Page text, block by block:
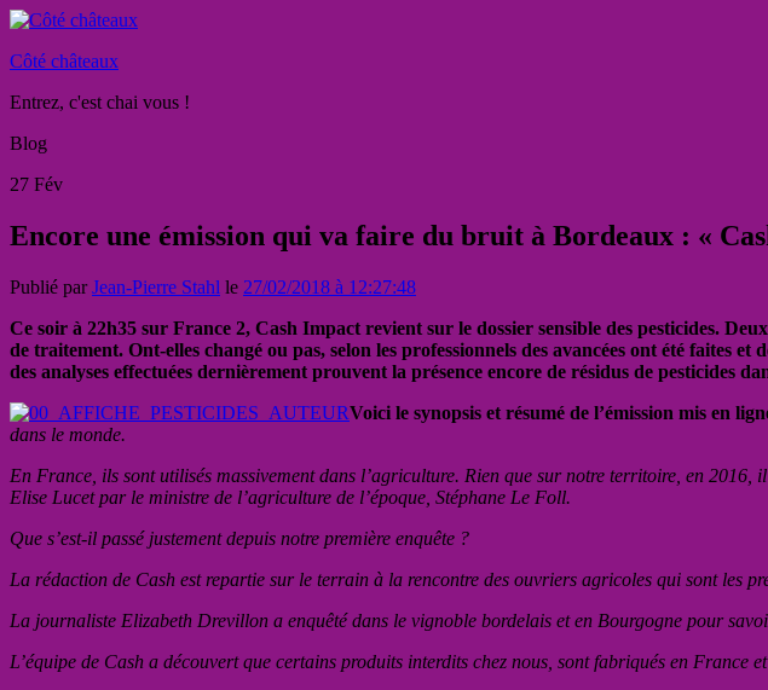
Côté châteaux
Entrez, c'est chai vous !
Blog
27 Fév
Encore une émission qui va faire du bruit à Bordeaux : «
Publié parJean-Pierre Stahl le 27/02/2018 à 12:27:48
Ce soir à 22h35 sur France 2, Cash Impact revient sur le dossier sensible des pesticides.
de traitement. Ont-elles changé ou pas, selon les professionnels des avancées ont été faites
des analyses effectuées dernièrement prouvent la présence encore de résidus de pesticides
Voici le synopsis et résumé de l’émission mis en
dans le monde.
En France, ils sont utilisés massivement dans l’agriculture. Rien que sur notre territoire, en 2016,
Elise Lucet par le ministre de l’agriculture de l’époque, Stéphane Le Foll.
Que s’est-il passé justement depuis notre première enquête ?
La rédaction de Cash est repartie sur le terrain à la rencontre des ouvriers agricoles qui sont les
La journaliste Elizabeth Drevillon a enquêté dans le vignoble bordelais et en Bourgogne pour
L’équipe de Cash a découvert que certains produits interdits chez nous, sont fabriqués en France